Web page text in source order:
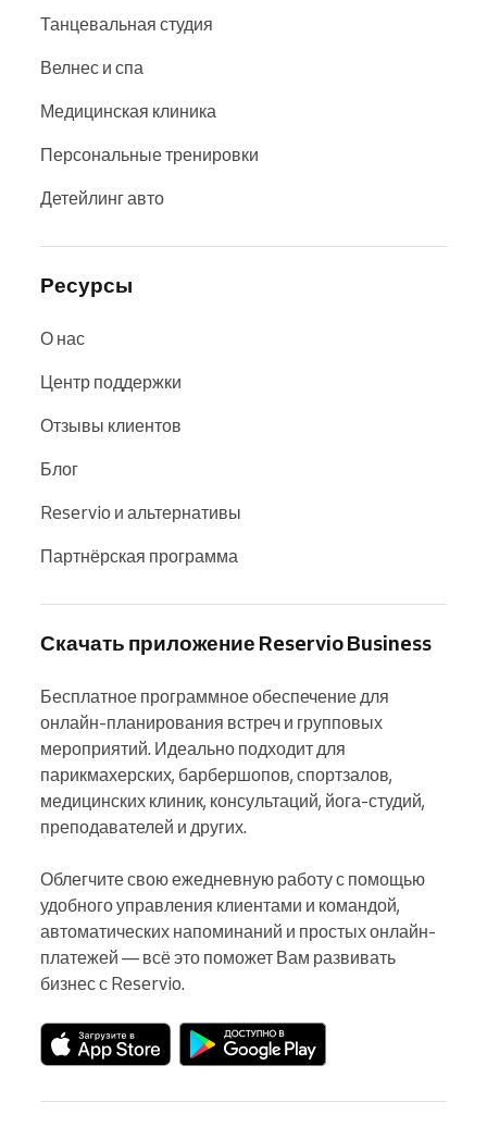
Танцевальная студия
Велнес и спа
Медицинская клиника
Персональные тренировки
Детейлинг авто
Ресурсы
О нас
Центр поддержки
Отзывы клиентов
Блог
Reservio и альтернативы
Партнёрская программа
Скачать приложение Reservio Business
Бесплатное программное обеспечение для
онлайн-планирования встреч и групповых
мероприятий. Идеально подходит для
парикмахерских, барбершопов, спортзалов,
медицинских клиник, консультаций, йога-студий,
преподавателей и других.
Облегчите свою ежедневную работу с помощью
удобного управления клиентами и командой,
автоматических напоминаний и простых онлайн-
платежей — всё это поможет Вам развивать
бизнес с Reservio.